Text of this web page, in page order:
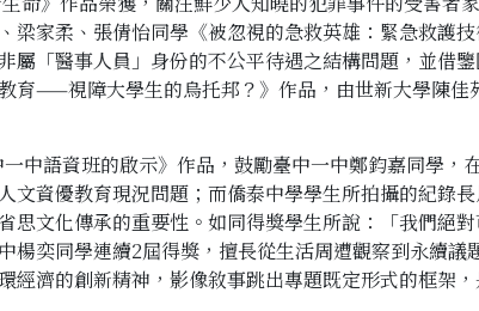
家柔、張倩怡同學《被忽視的急救英雄：緊急救護技
「醫事人員」身份的不公平待遇之結構問題，並借
育——視障大學生的烏托邦？》作品，由世新大學陳佳
語資班的啟示》作品，鼓勵臺中一中鄭鈞嘉同學，
資優教育現況問題；而僑泰中學學生所拍攝的紀錄
文化傳承的重要性。如同得獎學生所說：「我們絕
奕同學連續2屆得獎，擅長從生活周遭觀察到永續議
濟的創新精神，影像敘事跳出專題既定形式的框架